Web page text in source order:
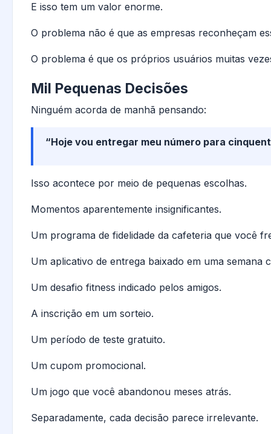
E isso tem um valor enorme.
O problema não é que as empresas reconheçam
O problema é que os próprios usuários muitas
Mil Pequenas Decisões
Ninguém acorda de manhã pensando:
“Hoje vou entregar meu número para
Isso acontece por meio de pequenas escolhas.
Momentos aparentemente insignificantes.
Um programa de fidelidade da cafeteria que você
Um aplicativo de entrega baixado em uma semana
Um desafio fitness indicado pelos amigos.
A inscrição em um sorteio.
Um período de teste gratuito.
Um cupom promocional.
Um jogo que você abandonou meses atrás.
Separadamente, cada decisão parece irrelevante.